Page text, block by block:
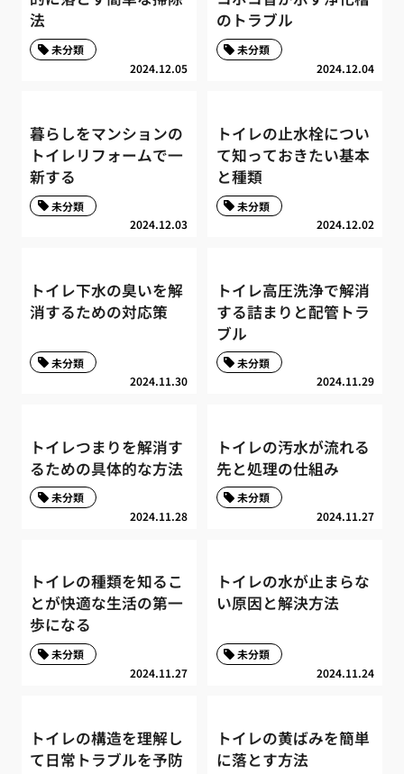
法
2024.12.05
未分類
のトラブル
2024.12.04
未分類
暮らしをマンションの
トイレリフォームで一
新する
2024.12.03
未分類
トイレの止水栓につい
て知っておきたい基本
と種類
2024.12.02
未分類
トイレ下水の臭いを解
消するための対応策
2024.11.30
未分類
トイレ高圧洗浄で解消
する詰まりと配管トラ
ブル
2024.11.29
未分類
トイレつまりを解消す
るための具体的な方法
2024.11.28
未分類
トイレの汚水が流れる
先と処理の仕組み
2024.11.27
未分類
トイレの種類を知るこ
とが快適な生活の第一
歩になる
2024.11.27
未分類
トイレの水が止まらな
い原因と解決方法
2024.11.24
未分類
トイレの構造を理解し
て日常トラブルを予防
トイレの黄ばみを簡単
に落とす方法